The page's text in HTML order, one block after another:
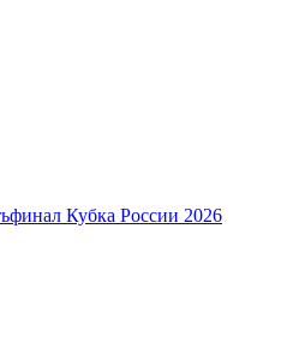
Кубка России 2026